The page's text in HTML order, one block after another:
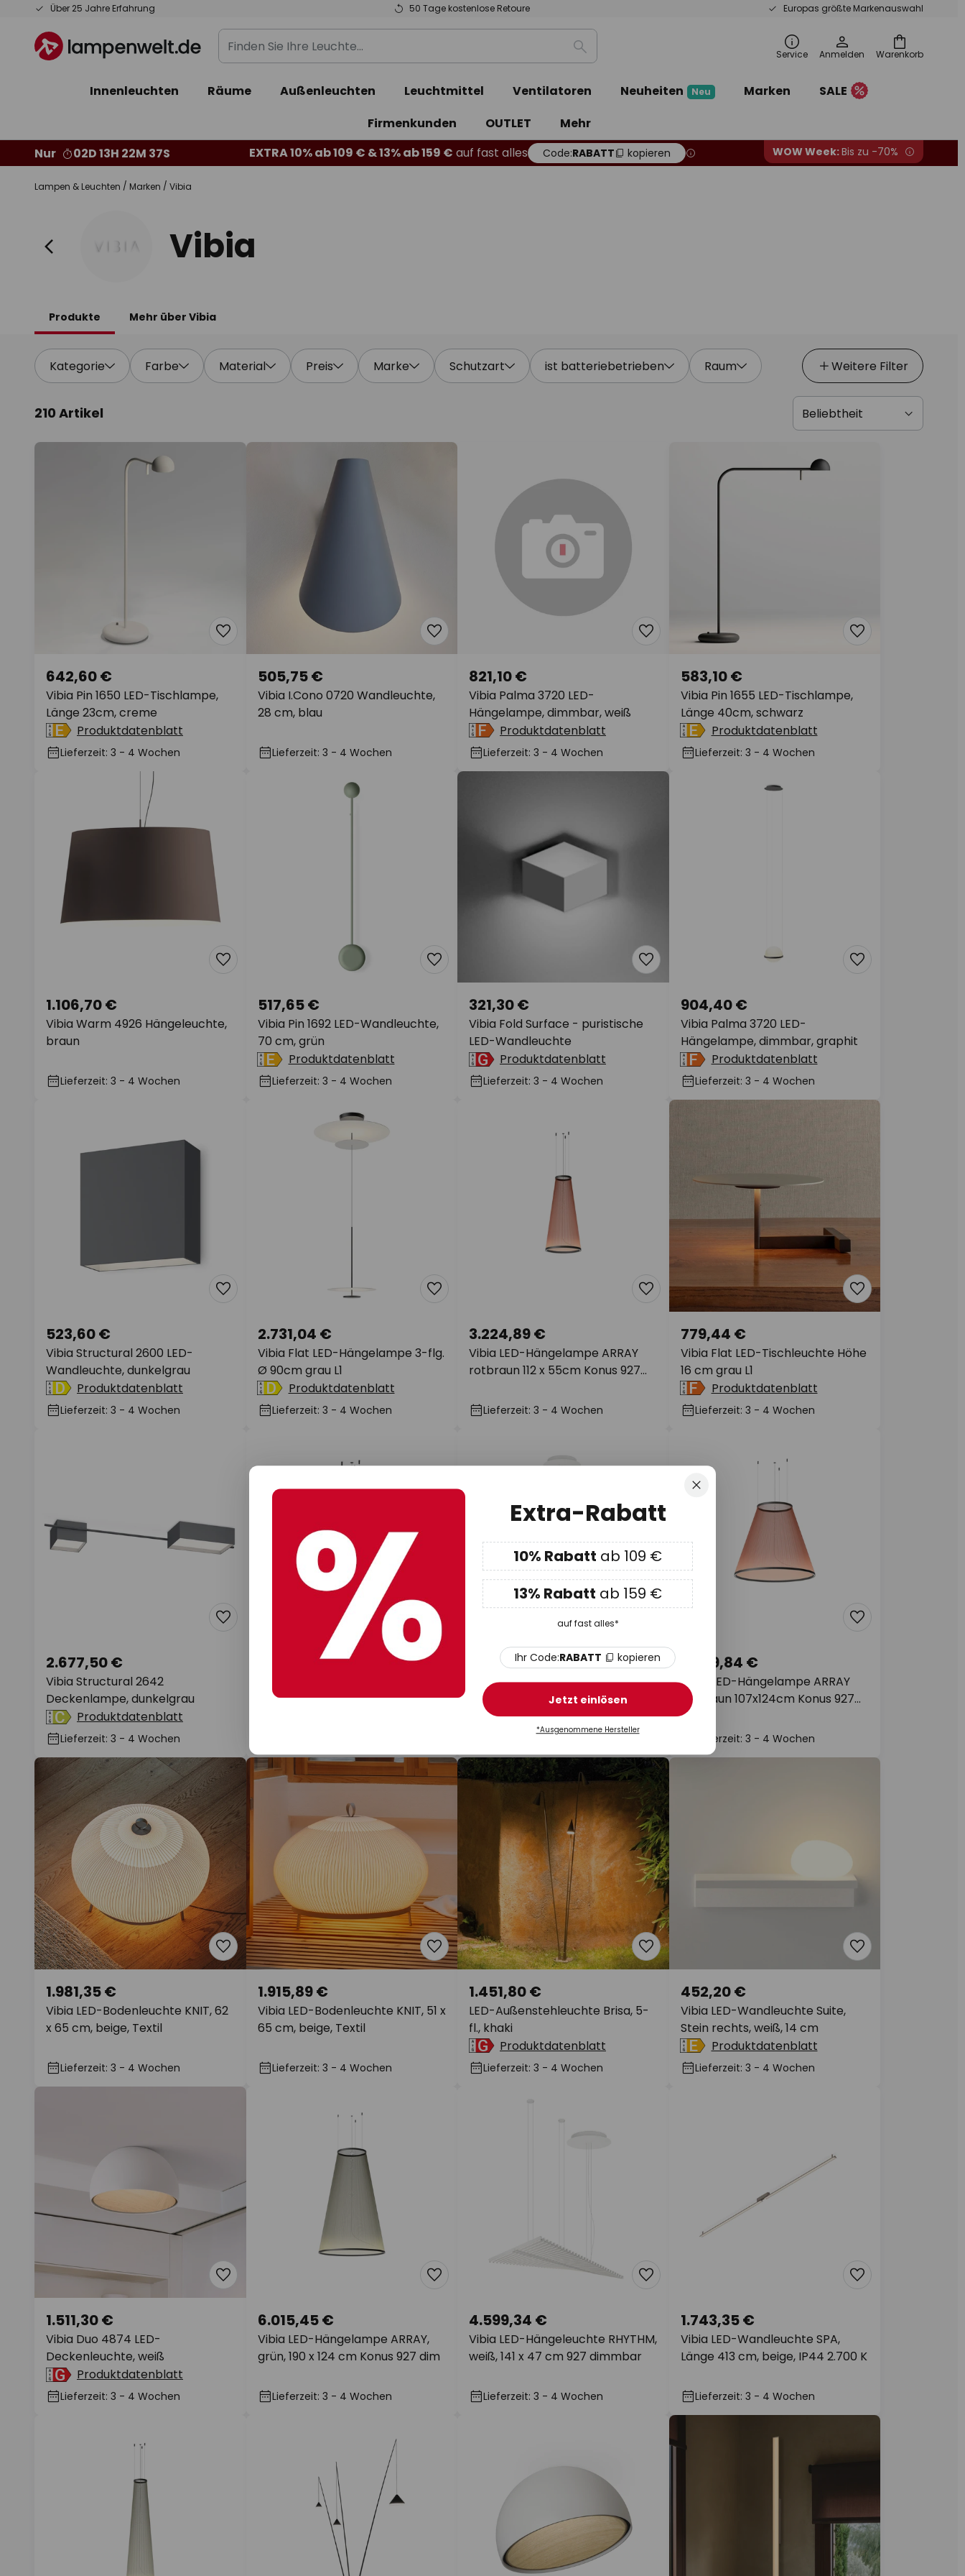
Über 25 Jahre Erfahrung 50 Tage kostenlose Retoure Europas größte Markenauswahl
Zum
springen
Warenkorb
Finden
Sie
Leuchte...
Suche Service Anmelden
Innenleuchten Räume Außenleuchten Leuchtmittel Ventilatoren Neuheiten Neu Marken
SALE
Firmenkunden
OUTLET
Mehr
Nur
02D 13H 22M 36S EXTRA 10% ab 109 € & 13% ab 159 € auf fast alles Code:RABATT kopieren WOW Week:Bis zu -70%
Lampen & Leuchten Marken Vibia
Vibia
Produkte Mehr über Vibia
Kategorie Farbe Material Preis Marke Schutzart ist batteriebetrieben Raum Weitere Filter
210 Artikel
Vibia Pin 1650 LED-Tischlampe,
Länge 23cm, creme
642,60 €
Produktdatenblatt
Lieferzeit: 3 - 4 Wochen
Vibia I.Cono 0720 Wandleuchte,
28 cm, blau
505,75 €
Lieferzeit: 3 - 4 Wochen
Vibia Palma 3720 LED-
Hängelampe, dimmbar, weiß
821,10 €
Produktdatenblatt
Lieferzeit: 3 - 4 Wochen
Vibia Pin 1655 LED-Tischlampe,
Länge 40cm, schwarz
583,10 €
Produktdatenblatt
Lieferzeit: 3 - 4 Wochen
Vibia Warm 4926 Hängeleuchte,
braun
1.106,70 €
Lieferzeit: 3 - 4 Wochen
Vibia Pin 1692 LED-Wandleuchte,
70 cm, grün
517,65 €
Produktdatenblatt
Lieferzeit: 3 - 4 Wochen
Vibia Fold Surface - puristische
LED-Wandleuchte
321,30 €
Produktdatenblatt
Lieferzeit: 3 - 4 Wochen
Vibia Palma 3720 LED-
Hängelampe, dimmbar, graphit
904,40 €
Produktdatenblatt
Lieferzeit: 3 - 4 Wochen
Vibia Structural 2600 LED-
Wandleuchte, dunkelgrau
523,60 €
Produktdatenblatt
Lieferzeit: 3 - 4 Wochen
Vibia Flat LED-Hängelampe 3-flg.
Ø 90cm grau L1
2.731,04 €
Produktdatenblatt
Lieferzeit: 3 - 4 Wochen
Vibia LED-Hängelampe ARRAY
rotbraun 112 x 55cm Konus 927
3.224,89 €
Lieferzeit: 3 - 4 Wochen
Vibia Flat LED-Tischleuchte Höhe
16 cm grau L1
779,44 €
Produktdatenblatt
Lieferzeit: 3 - 4 Wochen
Vibia Structural 2642
Deckenlampe, dunkelgrau
2.677,50 €
Produktdatenblatt
Lieferzeit: 3 - 4 Wochen
beige 71 x 55cm Konus 927
3.004,75 €
Vibia LED-Hängeleuchte RHYTHM,
weiß, 47 x 45 cm, 927 dimmbar
1.743,35 €
Lieferzeit: 3 - 4 Wochen
Vibia LED-Hängelampe ARRAY
rotbraun 107x124cm Konus 927
dim
5.729,84 €
Lieferzeit: 3 - 4 Wochen
Vibia LED-Bodenleuchte KNIT, 62
x 65 cm, beige, Textil
1.981,35 €
Lieferzeit: 3 - 4 Wochen
Vibia LED-Bodenleuchte KNIT, 51 x
65 cm, beige, Textil
1.915,89 €
Lieferzeit: 3 - 4 Wochen
LED-Außenstehleuchte Brisa, 5-
fl., khaki
1.451,80 €
Produktdatenblatt
Lieferzeit: 3 - 4 Wochen
Vibia LED-Wandleuchte Suite,
Stein rechts, weiß, 14 cm
452,20 €
Produktdatenblatt
Lieferzeit: 3 - 4 Wochen
Vibia Duo 4874 LED-
Deckenleuchte, weiß
1.511,30 €
Produktdatenblatt
Lieferzeit: 3 - 4 Wochen
Vibia LED-Hängelampe ARRAY,
grün, 190 x 124 cm Konus 927 dim
6.015,45 €
Lieferzeit: 3 - 4 Wochen
Vibia LED-Hängeleuchte RHYTHM,
weiß, 141 x 47 cm 927 dimmbar
4.599,34 €
Lieferzeit: 3 - 4 Wochen
Vibia LED-Wandleuchte SPA,
Länge 413 cm, beige, IP44 2.700 K
1.743,35 €
Lieferzeit: 3 - 4 Wochen
Schließen
Extra-Rabatt
10% Rabatt ab 109 €
13% Rabatt ab 159 €
auf fast alles*
Ihr Code:RABATT kopieren
Jetzt einlösen
*Ausgenommene Hersteller